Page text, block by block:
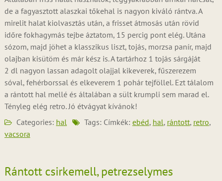
de a fagyasztott alaszkai tőkehal is nagyon kiváló rántva. A
mirelit halat kiolvasztás után, a frisset átmosás után rövid
időre fokhagymás tejbe áztatom, 15 percig pont elég. Utána
sózom, majd jöhet a klasszikus liszt, tojás, morzsa panír, majd
olajban kisütöm és már kész is. A tartárhoz 1 tojás sárgáját
2 dl nagyon lassan adagolt olajjal kikeverek, fűszerezem
sóval, fehérborssal és elkeverem 1 pohár tejföllel. Ezt tálalom
a rántott hal mellé és általában a sült krumpli sem marad el.
Tényleg elég retro. Jó étvágyat kívánok!
Categories: hal Tags: Címkék: ebéd, hal, rántott, retro,
vacsora
Rántott csirkemell, petrezselymes